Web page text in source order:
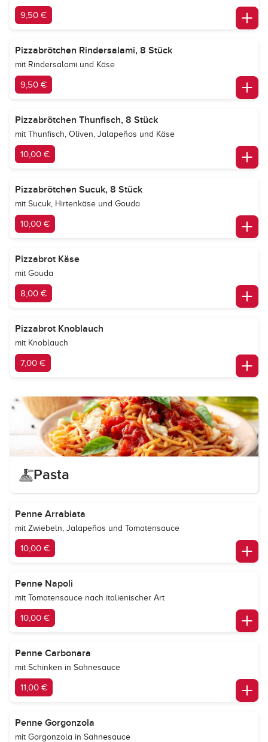
9,50 €
Pizzabrötchen Rindersalami, 8 Stück
mit Rindersalami und Käse
9,50 €
Pizzabrötchen Thunfisch, 8 Stück
mit Thunfisch, Oliven, Jalapeños und Käse
10,00 €
Pizzabrötchen Sucuk, 8 Stück
mit Sucuk, Hirtenkäse und Gouda
10,00 €
Pizzabrot Käse
mit Gouda
8,00 €
Pizzabrot Knoblauch
mit Knoblauch
7,00 €
Pasta
Penne Arrabiata
mit Zwiebeln, Jalapeños und Tomatensauce
10,00 €
Penne Napoli
mit Tomatensauce nach italienischer Art
10,00 €
Penne Carbonara
mit Schinken in Sahnesauce
11,00 €
Penne Gorgonzola
mit Gorgonzola in Sahnesauce